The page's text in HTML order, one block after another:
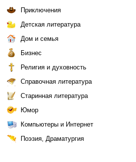
Приключения
Детская литература
Дом и семья
Бизнес
Религия и духовность
Справочная литература
Старинная литература
Юмор
Компьютеры и Интернет
Поэзия, Драматургия